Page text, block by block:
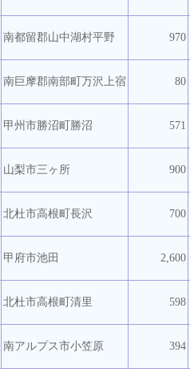
南都留郡山中湖村平野 970
南巨摩郡南部町万沢上宿 80
甲州市勝沼町勝沼 571
山梨市三ヶ所 900
北杜市高根町長沢 700
甲府市池田 2,600
北杜市高根町清里 598
南アルプス市小笠原 394